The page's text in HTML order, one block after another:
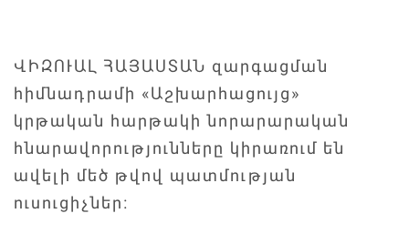
ՎԻԶՈՒԱԼ ՀԱՅԱՍՏԱՆ զարգացման
հիմնադրամի «Աշխարհացույց»
կրթական հարթակի նորարարական
հնարավորությունները կիրառում են
ավելի մեծ թվով պատմության
ուսուցիչներ։